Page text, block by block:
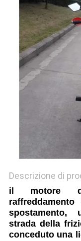
Descrizione di
il motore
spostamento,
strada della
conceduto una